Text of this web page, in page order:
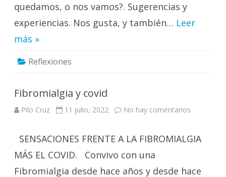
quedamos, o nos vamos?. Sugerencias y
experiencias. Nos gusta, y también… Leer
más »
Reflexiones
Fibromialgia y covid
Pilo Cruz 11 julio, 2022 No hay comentarios
SENSACIONES FRENTE A LA FIBROMIALGIA
MÁS EL COVID. Convivo con una
Fibromialgia desde hace años y desde hace